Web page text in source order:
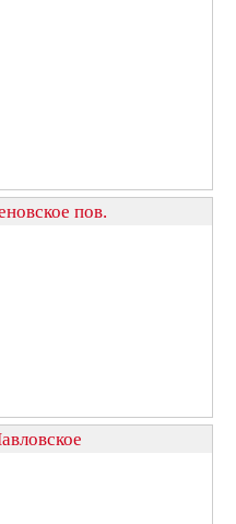
пов.